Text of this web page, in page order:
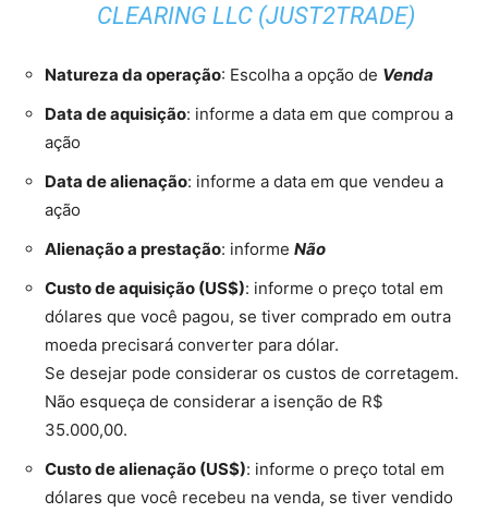
CLEARING LLC (JUST2TRADE)
Natureza da operação: Escolha a opção de Venda
Data de aquisição: informe a data em que comprou a
ação
Data de alienação: informe a data em que vendeu a
ação
Alienação a prestação: informe Não
Custo de aquisição (US$): informe o preço total em
dólares que você pagou, se tiver comprado em outra
moeda precisará converter para dólar.
Se desejar pode considerar os custos de corretagem.
Não esqueça de considerar a isenção de R$
35.000,00.
Custo de alienação (US$): informe o preço total em
dólares que você recebeu na venda, se tiver vendido